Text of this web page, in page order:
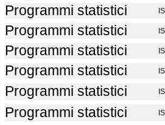
Programmi statistici
Programmi statistici
Programmi statistici
Programmi statistici
Programmi statistici
Programmi statistici